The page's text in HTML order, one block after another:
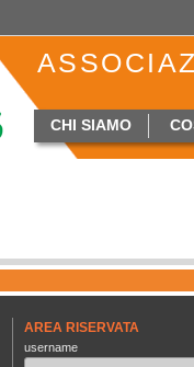
CHI SIAMO
AREA RISERVATA
username